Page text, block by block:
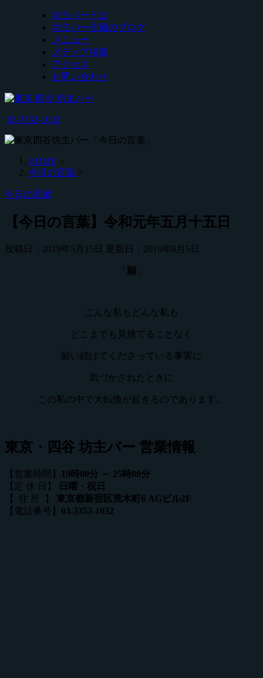
坊主バーとは
坊主バー住職のブログ
メニュー
メディア掲載
アクセス
お問い合わせ
03-3353-1032
HOME >
今日の言葉 >
今日の言葉
【今日の言葉】令和元年五月十五日
投稿日：2019年5月15日 更新日： 2019年6月5日
願
こんな私もどんな私も
どこまでも見捨てることなく
願い続けてくださっている事実に
気づかされたときに
この私の中で大転換が起きるのであります。
東京・四谷 坊主バー 営業情報
【営業時間】
19時00分 ～ 25時00分
【定 休 日】
日曜・祝日
【 住 所 】 東京都新宿区荒木町6 AGビル2F
【電話番号】 03-3353-1032